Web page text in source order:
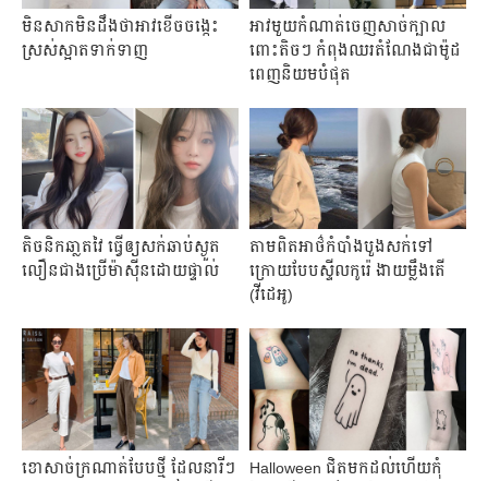
មិនសាកមិនដឹង​ថាអាវខើចចង្កេះ
ស្រស់ស្អាតទាក់ទាញ
អាវមួយកំណាត់ចេញសាច់ក្បាល
ពោះតិចៗ កំពុងឈរតំណែងជាម៉ូដ
ពេញនិយមបំផុត
តិចនិកឆា្លតវៃ ធ្វើឲ្យសក់ឆាប់ស្ងួត
លឿនជាងប្រើម៉ាស៊ីនដោយផ្ទាល់
តាមពិត​អាថ៌កំបាំង​បួងសក់ទៅ
ក្រោយបែបស្ទីលកូរ៉េ ងាយម្លឹងតើ
(វីដេអូ)
ខោសាច់ក្រណាត់បែបថ្មី ដែលនារីៗ
Halloween ជិតមកដល់ហើយកុំ